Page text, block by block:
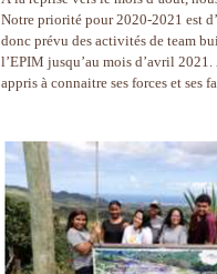
Notre priorité pour 2020-2021 est
donc prévu des activités de team
l’EPIM jusqu’au mois d’avril
appris à connaitre ses forces et ses